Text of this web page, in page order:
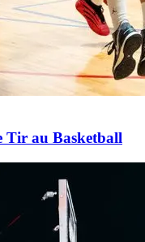
Tir au Basketball